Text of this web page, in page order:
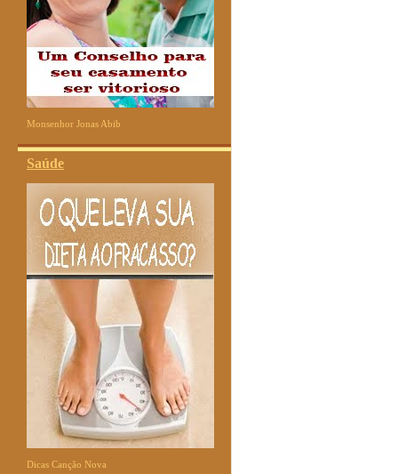
Monsenhor Jonas Abib
Saúde
Dicas Canção Nova